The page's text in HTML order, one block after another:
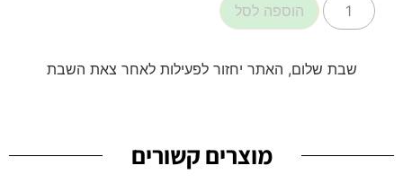
הוספה לסל
שבת שלום, האתר יחזור לפעילות לאחר צאת השבת
מוצרים קשורים